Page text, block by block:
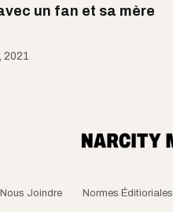
un fan et sa mère
2021
Nous Joindre Normes Éditioriales